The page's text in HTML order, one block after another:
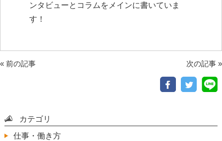
ンタビューとコラムをメインに書いていま
す！
« 前の記事 次の記事 »
カテゴリ
仕事・働き方